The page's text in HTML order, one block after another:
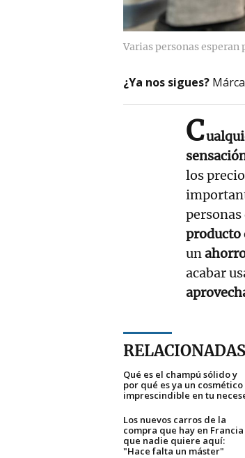
Varias personas esperan
¿Ya nos sigues?
C
los
personas
producto
un
acabar
RELACIONADAS
Qué es el champú sólido y
por qué es ya un cosmético
imprescindible en tu
Los nuevos carros de la
compra que hay en Francia
que nadie quiere aquí:
"Hace falta un máster"